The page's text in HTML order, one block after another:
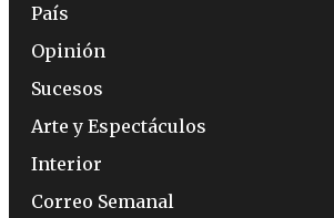
País
Opinión
Sucesos
Arte y Espectáculos
Interior
Correo Semanal